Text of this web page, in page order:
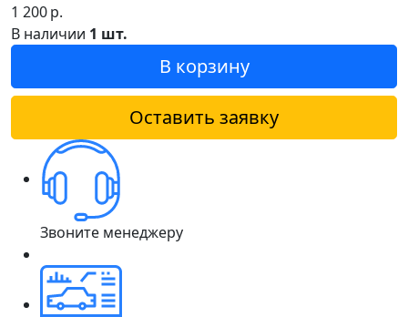
1 200р.
В наличии 1 шт.
В корзину
Оставить заявку
Звоните менеджеру